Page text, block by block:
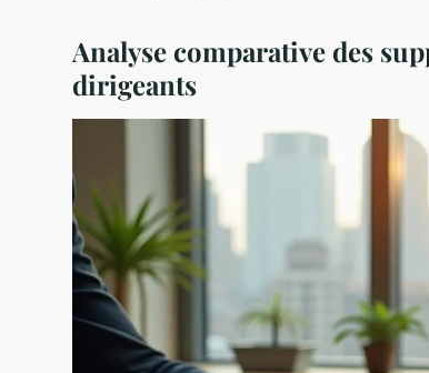
Analyse comparative des
dirigeants